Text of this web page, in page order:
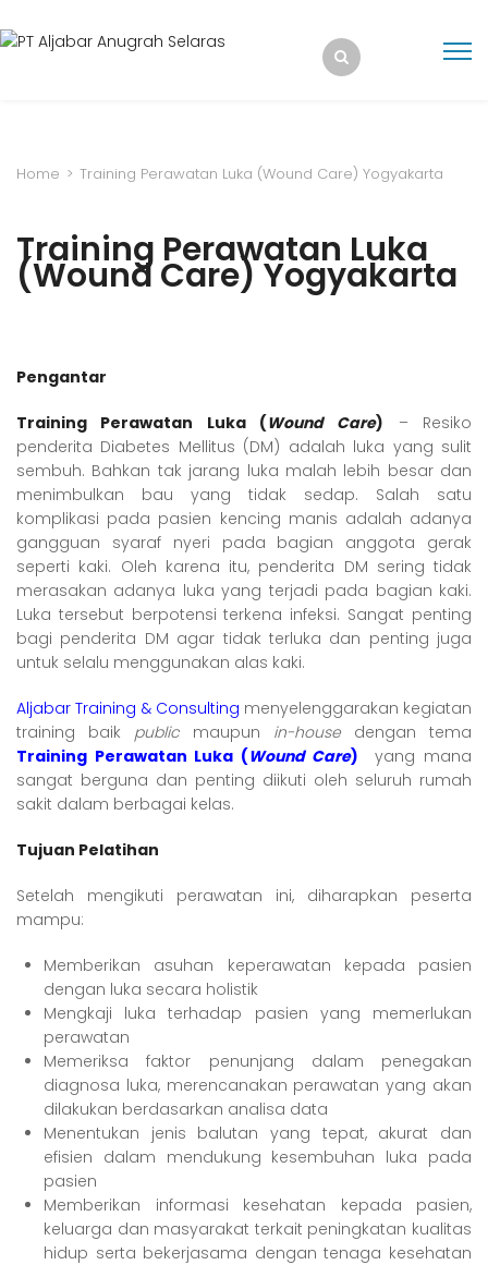
Home > Training Perawatan Luka (Wound Care) Yogyakarta
Training Perawatan Luka
(Wound Care) Yogyakarta
Pengantar
Training Perawatan Luka (Wound Care)
– Resiko
penderita Diabetes Mellitus (DM) adalah luka yang sulit
sembuh. Bahkan tak jarang luka malah lebih besar dan
menimbulkan bau yang tidak sedap. Salah satu
komplikasi pada pasien kencing manis adalah adanya
gangguan syaraf nyeri pada bagian anggota gerak
seperti kaki. Oleh karena itu, penderita DM sering tidak
merasakan adanya luka yang terjadi pada bagian kaki.
Luka tersebut berpotensi terkena infeksi. Sangat penting
bagi penderita DM agar tidak terluka dan penting juga
untuk selalu menggunakan alas kaki.
Aljabar Training & Consulting menyelenggarakan kegiatan
training baik public maupun in-housedengan tema
Training Perawatan Luka (Wound Care) yang mana
sangat berguna dan penting diikuti oleh seluruh rumah
sakit dalam berbagai kelas.
Tujuan Pelatihan
Setelah mengikuti perawatan ini, diharapkan peserta
mampu:
Memberikan asuhan keperawatan kepada pasien
dengan luka secara holistik
Mengkaji luka terhadap pasien yang memerlukan
perawatan
Memeriksa faktor penunjang dalam penegakan
diagnosa luka, merencanakan perawatan yang akan
dilakukan berdasarkan analisa data
Menentukan jenis balutan yang tepat, akurat dan
efisien dalam mendukung kesembuhan luka pada
pasien
Memberikan informasi kesehatan kepada pasien,
keluarga dan masyarakat terkait peningkatan kualitas
hidup serta bekerjasama dengan tenaga kesehatan